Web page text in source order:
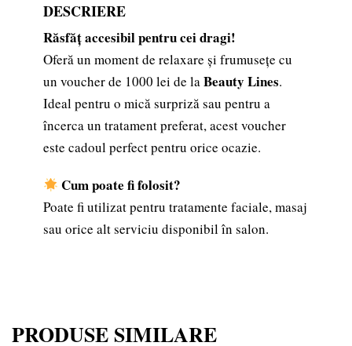
DESCRIERE
Răsfăț accesibil pentru cei dragi!
Oferă un moment de relaxare și frumusețe cu
un voucher de 1000 lei de laBeauty Lines.
Ideal pentru o mică surpriză sau pentru a
încerca un tratament preferat, acest voucher
este cadoul perfect pentru orice ocazie.
Cum poate fi folosit?
Poate fi utilizat pentru tratamente faciale, masaj
sau orice alt serviciu disponibil în salon.
PRODUSE SIMILARE